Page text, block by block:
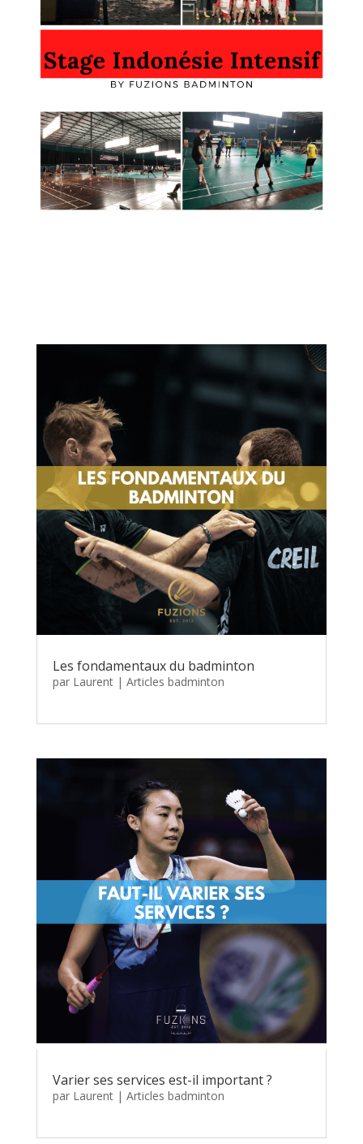
Les fondamentaux du badminton
par Laurent| Articles badminton
Varier ses services est-il important ?
par Laurent| Articles badminton